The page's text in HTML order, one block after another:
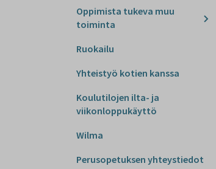
Oppimista tukeva muu
toiminta
Ruokailu
Yhteistyö kotien kanssa
Koulutilojen ilta- ja
viikonloppukäyttö
Wilma
Perusopetuksen yhteystiedot